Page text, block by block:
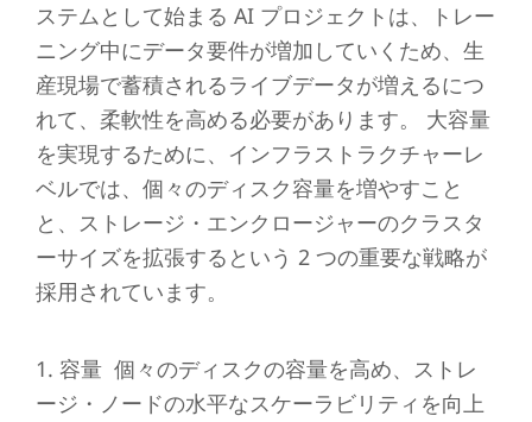
ステムとして始まる AI プロジェクトは、トレー
ニング中にデータ要件が増加していくため、生
産現場で蓄積されるライブデータが増えるにつ
れて、柔軟性を高める必要があります。 大容量
を実現するために、インフラストラクチャーレ
ベルでは、個々のディスク容量を増やすこと
と、ストレージ・エンクロージャーのクラスタ
ーサイズを拡張するという 2 つの重要な戦略が
採用されています。
1. 容量 個々のディスクの容量を高め、ストレ
ージ・ノードの水平なスケーラビリティを向上